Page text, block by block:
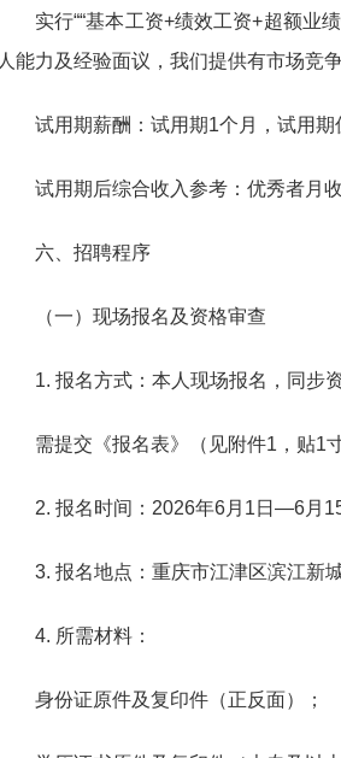
实行““基本工资+绩效工资+超额业
人能力及经验面议，我们提供有市场竞
试用期薪酬：试用期1个月，试用期
试用期后综合收入参考：优秀者月
六、招聘程序
（一）现场报名及资格审查
1. 报名方式：本人现场报名，同步
需提交《报名表》（见附件1，贴1
2. 报名时间：2026年6月1日—6月
3. 报名地点：重庆市江津区滨江新
4. 所需材料：
身份证原件及复印件（正反面）；